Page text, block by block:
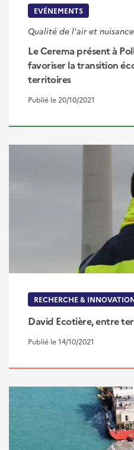
EVÉNEMENTS
Qualité de l'air et
Le Cerema présent à
favoriser la transition
territoires
Publié le 20/10/2021
RECHERCHE &
David Ecotière, entre
Publié le 14/10/2021